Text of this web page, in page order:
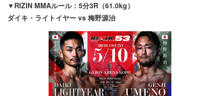
▼RIZIN MMAルール：5分3R（61.0kg）
ダイキ・ライトイヤー vs 梅野源治